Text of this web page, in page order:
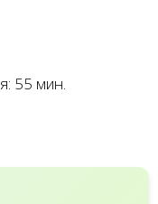
55 мин.